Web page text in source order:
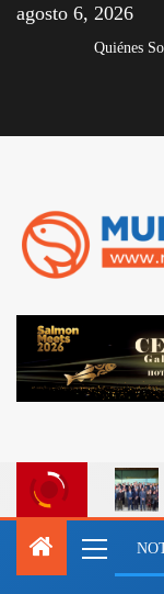
agosto 6, 2026
Quiénes